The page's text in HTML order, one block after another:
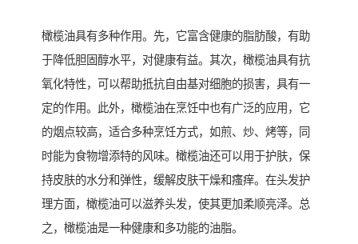
橄榄油具有多种作用。先，它富含健康的脂肪酸，有助
于降低胆固醇水平，对健康有益。其次，橄榄油具有抗
氧化特性，可以帮助抵抗自由基对细胞的损害，具有一
定的作用。此外，橄榄油在烹饪中也有广泛的应用，它
的烟点较高，适合多种烹饪方式，如煎、炒、烤等，同
时能为食物增添特的风味。橄榄油还可以用于护肤，保
持皮肤的水分和弹性，缓解皮肤干燥和瘙痒。在头发护
理方面，橄榄油可以滋养头发，使其更加柔顺亮泽。总
之，橄榄油是一种健康和多功能的油脂。